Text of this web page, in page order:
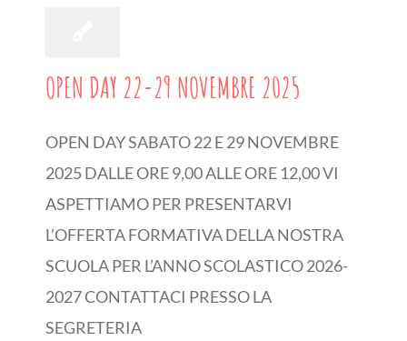
OPEN DAY 22-29 NOVEMBRE 2025
OPEN DAY SABATO 22 E 29 NOVEMBRE
2025 DALLE ORE 9,00 ALLE ORE 12,00 VI
ASPETTIAMO PER PRESENTARVI
L’OFFERTA FORMATIVA DELLA NOSTRA
SCUOLA PER L’ANNO SCOLASTICO 2026-
2027 CONTATTACI PRESSO LA
SEGRETERIA